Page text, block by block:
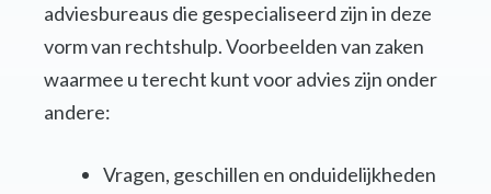
adviesbureaus die gespecialiseerd zijn in deze
vorm van rechtshulp. Voorbeelden van zaken
waarmee u terecht kunt voor advies zijn onder
andere:
Vragen, geschillen en onduidelijkheden